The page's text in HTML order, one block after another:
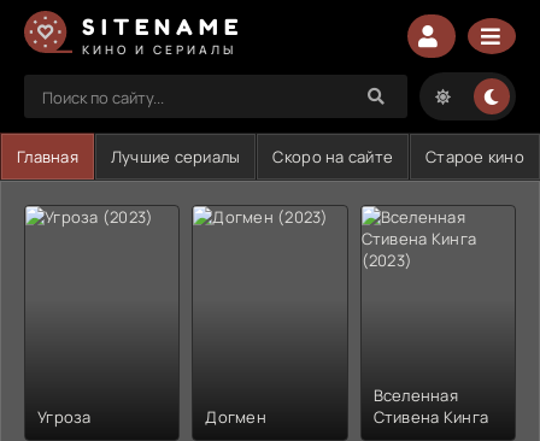
SITENAME
КИНО И СЕРИАЛЫ
Главная Лучшие сериалы Скоро на сайте Старое кино
Угроза Догмен
Вселенная
Стивена Кинга